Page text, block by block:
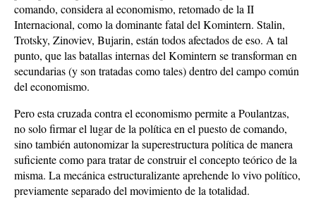
comando, considera al economismo, retomado de la II
Internacional, como la dominante fatal del Komintern. Stalin,
Trotsky, Zinoviev, Bujarin, están todos afectados de eso. A tal
punto, que las batallas internas del Komintern se transforman en
secundarias (y son tratadas como tales) dentro del campo común
del economismo.
Pero esta cruzada contra el economismo permite a Poulantzas,
no solo firmar el lugar de la política en el puesto de comando,
sino también autonomizar la superestructura política de manera
suficiente como para tratar de construir el concepto teórico de la
misma. La mecánica estructuralizante aprehende lo vivo político,
previamente separado del movimiento de la totalidad.